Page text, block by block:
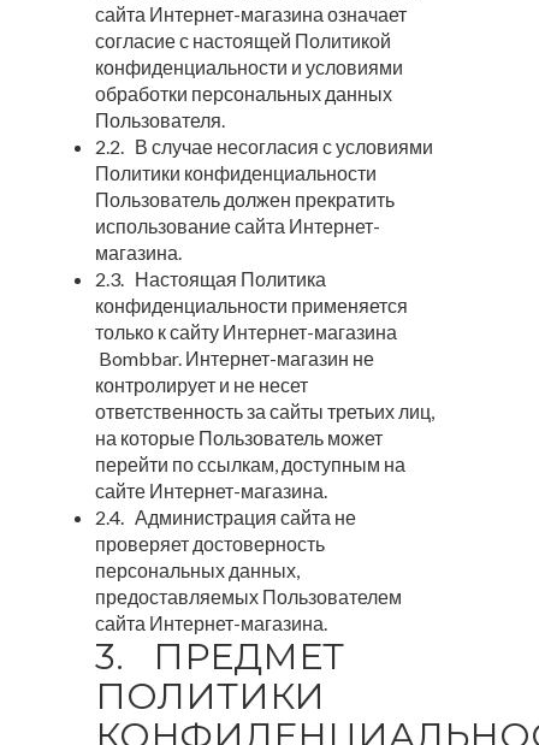
сайта Интернет-магазина означает
согласие с настоящей Политикой
конфиденциальности и условиями
обработки персональных данных
Пользователя.
2.2. В случае несогласия с условиями
Политики конфиденциальности
Пользователь должен прекратить
использование сайта Интернет-
магазина.
2.3. Настоящая Политика
конфиденциальности применяется
только к сайту Интернет-магазина
Bombbar. Интернет-магазин не
контролирует и не несет
ответственность за сайты третьих лиц,
на которые Пользователь может
перейти по ссылкам, доступным на
сайте Интернет-магазина.
2.4. Администрация сайта не
проверяет достоверность
персональных данных,
предоставляемых Пользователем
сайта Интернет-магазина.
3. ПРЕДМЕТ
ПОЛИТИКИ